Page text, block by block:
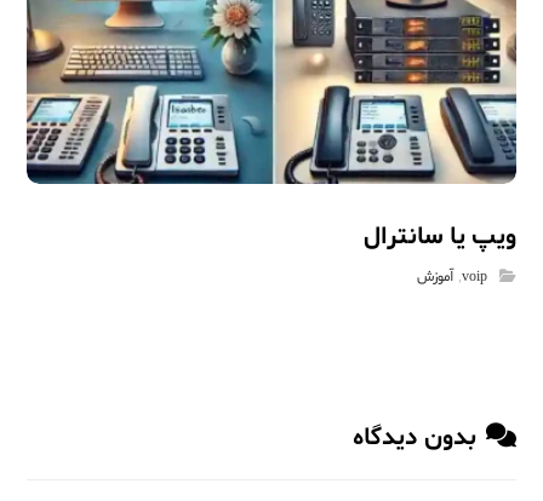
ویپ یا سانترال
voip
,آموزش
بدون دیدگاه